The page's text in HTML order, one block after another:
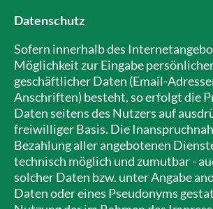
Datenschutz
Sofern innerhalb des
Möglichkeit zur Eingabe
geschäftlicher Daten (Email-
Anschriften) besteht, so erfolgt die
Daten seitens des Nutzers auf
freiwilliger Basis. Die
Bezahlung aller angebotenen
technisch möglich und zumutbar -
solcher Daten bzw. unter Angabe
Daten oder eines Pseudonyms